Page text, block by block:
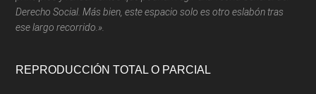
Derecho Social. Más bien, este espacio solo es otro eslabón tras
ese largo recorrido.».
REPRODUCCIÓN TOTAL O PARCIAL